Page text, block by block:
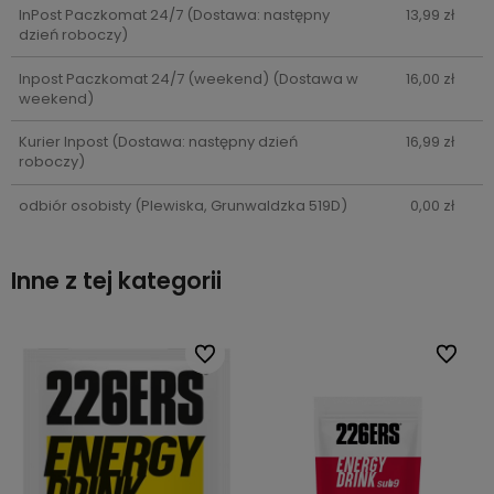
InPost Paczkomat 24/7(Dostawa: następny
dzień roboczy)
13,99 zł
Inpost Paczkomat 24/7 (weekend) (Dostawa w
weekend)
16,00 zł
Kurier Inpost(Dostawa: następny dzień
roboczy)
16,99 zł
odbiór osobisty(Plewiska, Grunwaldzka 519D) 0,00 zł
Inne z tej kategorii
Do ulubionych
Do ulubionych Do
Do